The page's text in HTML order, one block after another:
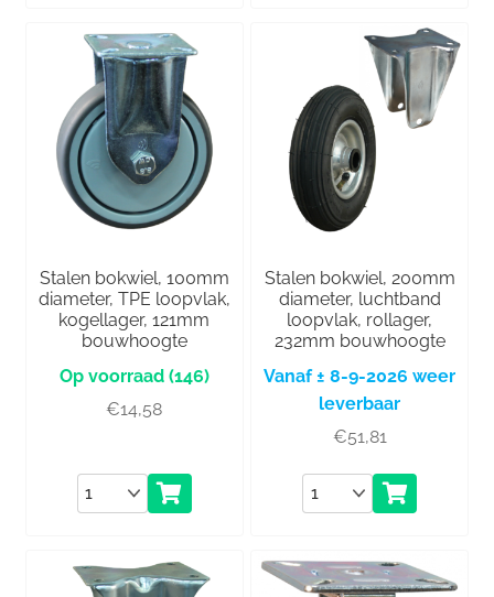
Stalen bokwiel, 100mm
diameter, TPE loopvlak,
kogellager, 121mm
bouwhoogte
(146)
€14,58
Aantal
Stalen bokwiel, 200mm
diameter, luchtband
loopvlak, rollager,
232mm bouwhoogte
Vanaf ± 8-9-2026 weer
leverbaar
€51,81
Aantal